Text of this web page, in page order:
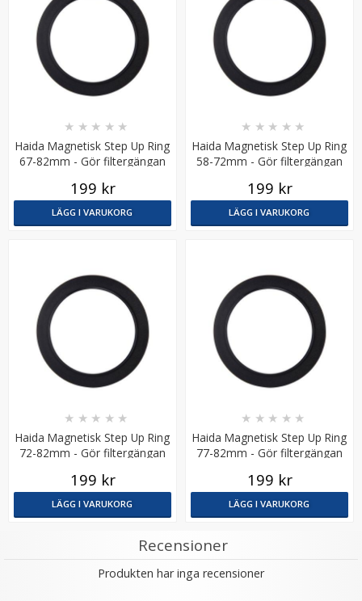
Step Up Ring 27-37mm - Gör filtergängan större
★★ ★★
69 kr
Step Up Ring 67-77mm - Gör filtergängan större
★ ★
69 kr
Haida Magnetisk Step Up Ring
67-82mm - Gör filtergängan
★ ★ ★ ★ ★
199 kr
LÄGG I VARUKORG
Haida Magnetisk Step Up Ring
58-72mm - Gör filtergängan
★ ★ ★ ★ ★
199 kr
LÄGG I VARUKORG
Haida Magnetisk Step Up Ring
72-82mm - Gör filtergängan
★ ★ ★ ★ ★
199 kr
LÄGG I VARUKORG
Haida Magnetisk Step Up Ring
77-82mm - Gör filtergängan
★ ★ ★ ★ ★
199 kr
LÄGG I VARUKORG
Recensioner
Produkten har inga recensioner